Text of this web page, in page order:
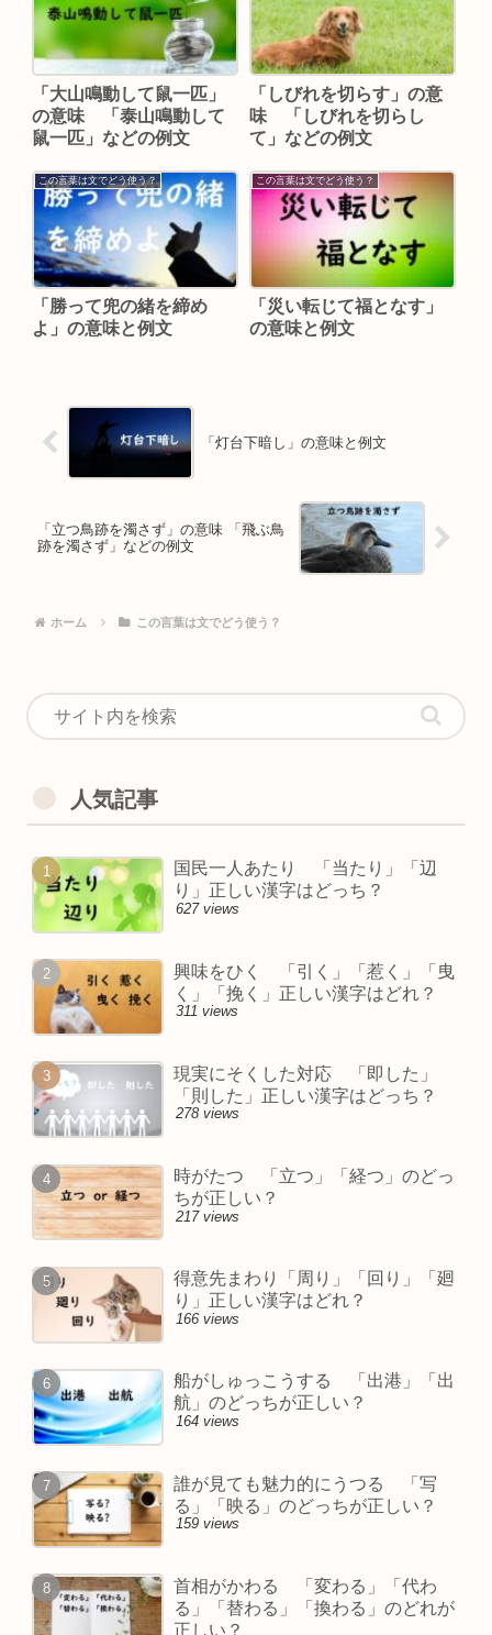
「大山鳴動して鼠一匹」
の意味 「泰山鳴動して
鼠一匹」などの例文
「しびれを切らす」の意
味 「しびれを切らし
て」などの例文
この言葉は文でどう使う？
「勝って兜の緒を締め
よ」の意味と例文
この言葉は文でどう使う？
「災い転じて福となす」
の意味と例文
「灯台下暗し」の意味と例文
「立つ鳥跡を濁さず」の意味 「飛ぶ鳥
跡を濁さず」などの例文
ホーム この言葉は文でどう使う？
人気記事
国民一人あたり 「当たり」「辺
り」正しい漢字はどっち？
627 views
興味をひく 「引く」「惹く」「曳
く」「挽く」正しい漢字はどれ？
311 views
現実にそくした対応 「即した」
「則した」正しい漢字はどっち？
278 views
時がたつ 「立つ」「経つ」のどっ
ちが正しい？
217 views
得意先まわり「周り」「回り」「廻
り」正しい漢字はどれ？
166 views
船がしゅっこうする 「出港」「出
航」のどっちが正しい？
164 views
誰が見ても魅力的にうつる 「写
る」「映る」のどっちが正しい？
159 views
首相がかわる 「変わる」「代わ
る」「替わる」「換わる」のどれが
正しい？